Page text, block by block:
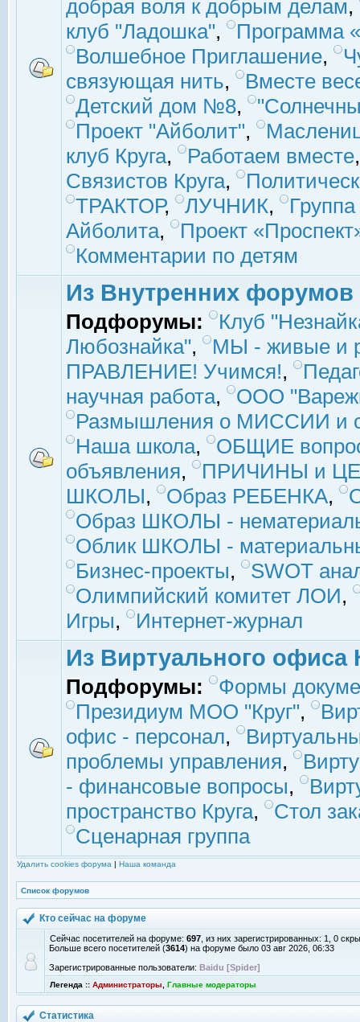
добрая воля к добрым делам,
клуб "Ладошка",
Программа
Волшебное Приглашение,
связующая нить,
Вместе
Детский дом №8,
Проект "Айболит",
клуб Круга, Работаем вместе
Связистов Круга,
ТРАКТОР, ЛУЧНИК,
Айболита,
Проект
Комментарии по детям
Из Внутренних форумов
Подфорумы:
Клуб
Любознайка",
МЫ - живые и
ПРАВЛЕНИЕ! Учимся!,
научная работа,
ООО
Размышления о МИССИИ и
Наша школа,
ОБЩИЕ
объявления,
ПРИЧИНЫ и
ШКОЛЫ, Образ РЕБЕНКА,
Образ ШКОЛЫ -
Облик ШКОЛЫ -
Бизнес-проекты,
SWOT
Олимпийский комитет ЛОИ,
Игры, Интернет-журнал
Из Виртуального офиса
Подфорумы:
Формы
Президиум МОО "Круг",
офис - персонал,
проблемы управления,
- финансовые вопросы,
пространство Круга,
Стол
Сценарная группа
Удалить cookies форума | Наша команда
Список форумов
Кто сейчас на форуме
Сейчас посетителей на форуме: 697 , из них зарегистрированных: 1, 0
Больше всего посетителей (3614) на форуме было 03 авг 2026, 06:33
Зарегистрированные пользователи: Baidu [Spider]
Легенда :: Администраторы Главные модераторы
Статистика